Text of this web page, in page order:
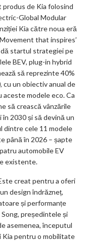
produs de Kia folosind
Global Modular
Kia către noua eră
that inspires’
dă startul strategiei pe
BEV, plug-in hybrid
să reprezinte 40%
cu un obiectiv anual de
modele eco. Ca
să crească vânzările
2030 și să devină un
dintre cele 11 modele
până în 2026 – șapte
automobile EV
existente.
creat pentru a oferi
design îndrăzneț,
și performanțe
președintele și
asemenea, începutul
Kia pentru o mobilitate